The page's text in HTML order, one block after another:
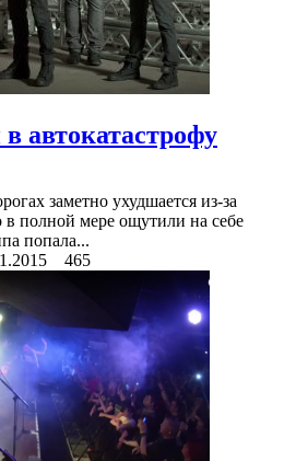
автокатастрофу
заметно ухудшается из-за
полной мере ощутили на себе
попала...
465